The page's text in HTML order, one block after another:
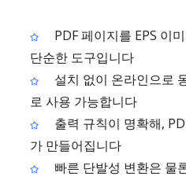
PDF 페이지를 EPS 이
단순한 도구입니다
설치 없이 온라인으로
로 사용 가능합니다
출력 규칙이 명확해,
가 만들어집니다
빠른 단발성 변환은 물